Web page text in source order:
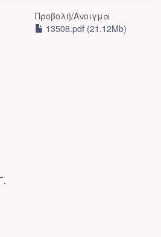
Προβολή/Άνοιγμα
13508.pdf (21.12Mb)